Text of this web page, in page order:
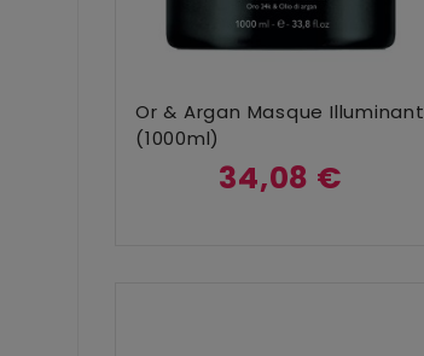
Ajouter Au Panier
Or & Argan Masque Illuminant
(1000ml)
34,08 €